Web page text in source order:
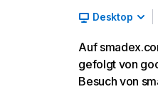
Desktop
Auf
gefolgt von
Besuch von